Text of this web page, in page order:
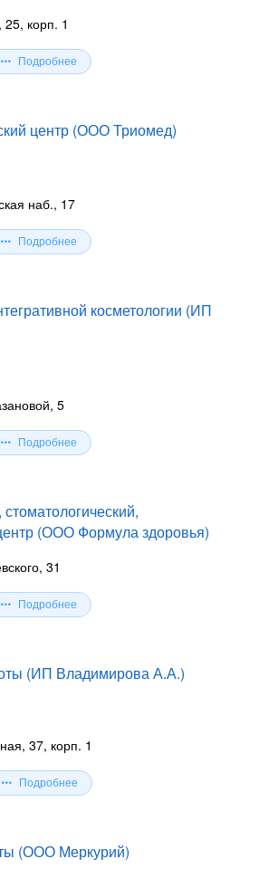
корп. 1
Подробнее
центр (ООО Триомед)
наб., 17
Подробнее
косметологии (ИП
5
Подробнее
(ООО Формула здоровья)
31
Подробнее
(ИП Владимирова А.А.)
37, корп. 1
Подробнее
(ООО Меркурий)